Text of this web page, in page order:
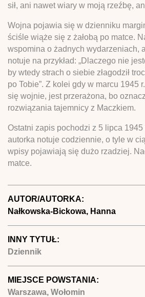
sił, ani nawet wiary w moją rzeźbę,
Wojna pojawia się w dzienniku
ściśle wiąże się z żałobą po matce.
wspomina o żadnych wydarzeniach,
notuje na przykład: „Dlaczego nie
by wtedy strach o siebie złagodził
po Tobie”. Z kolei gdy w marcu 1945
się wojnie, jest przerażona, bo
rozwiązania tajemnicy z Maczkiem.
Ostatni zapis pochodzi z 5 lipca
autorka notuje codziennie, o tyle w
wpisy pojawiają się dużo rzadziej.
matce.
AUTOR/AUTORKA:
Nałkowska-Bickowa, Hanna
INNY TYTUŁ:
Dziennik
MIEJSCE POWSTANIA:
Warszawa, Wołomin